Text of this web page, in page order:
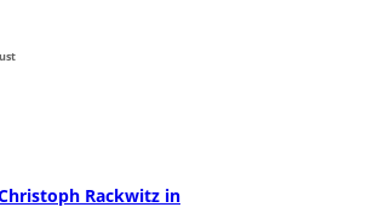
Rackwitz in